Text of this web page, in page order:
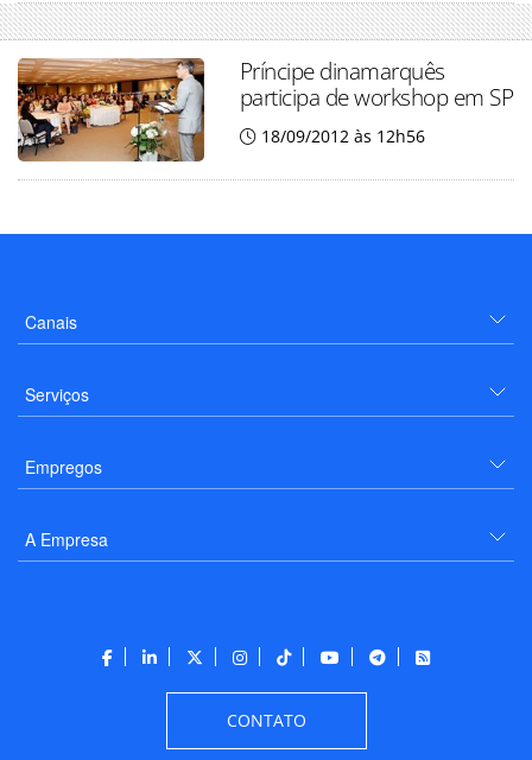
Príncipe dinamarquês
participa de workshop em SP
18/09/2012 às 12h56
Canais
Serviços
Empregos
A Empresa
CONTATO